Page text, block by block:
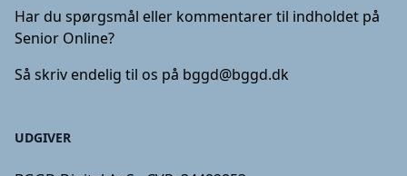
Har du spørgsmål eller kommentarer til indholdet på
Senior Online?
Så skriv endelig til os på bggd@bggd.dk
UDGIVER